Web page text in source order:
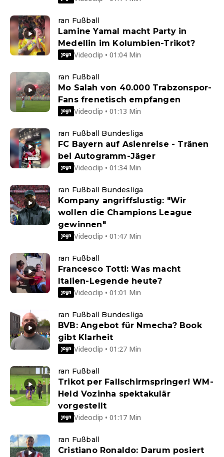
ran Fußball
Lamine Yamal macht Party in
Medellin im Kolumbien-Trikot?
Videoclip • 01:04 Min
ran Fußball
Mo Salah von 40.000 Trabzonspor-
Fans frenetisch empfangen
Videoclip • 01:13 Min
ran Fußball Bundesliga
FC Bayern auf Asienreise - Tränen
bei Autogramm-Jäger
Videoclip • 01:34 Min
ran Fußball Bundesliga
Kompany angriffslustig: "Wir
wollen die Champions League
gewinnen"
Videoclip • 01:47 Min
ran Fußball
Francesco Totti: Was macht
Italien-Legende heute?
Videoclip • 01:01 Min
ran Fußball Bundesliga
BVB: Angebot für Nmecha? Book
gibt Klarheit
Videoclip • 01:27 Min
ran Fußball
Trikot per Fallschirmspringer! WM-
Held Vozinha spektakulär
vorgestellt
Videoclip • 01:17 Min
ran Fußball
Cristiano Ronaldo: Darum posiert